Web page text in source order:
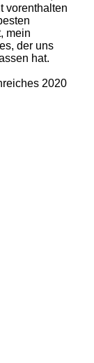
vorenthalten
mein
der uns
hat.
2020